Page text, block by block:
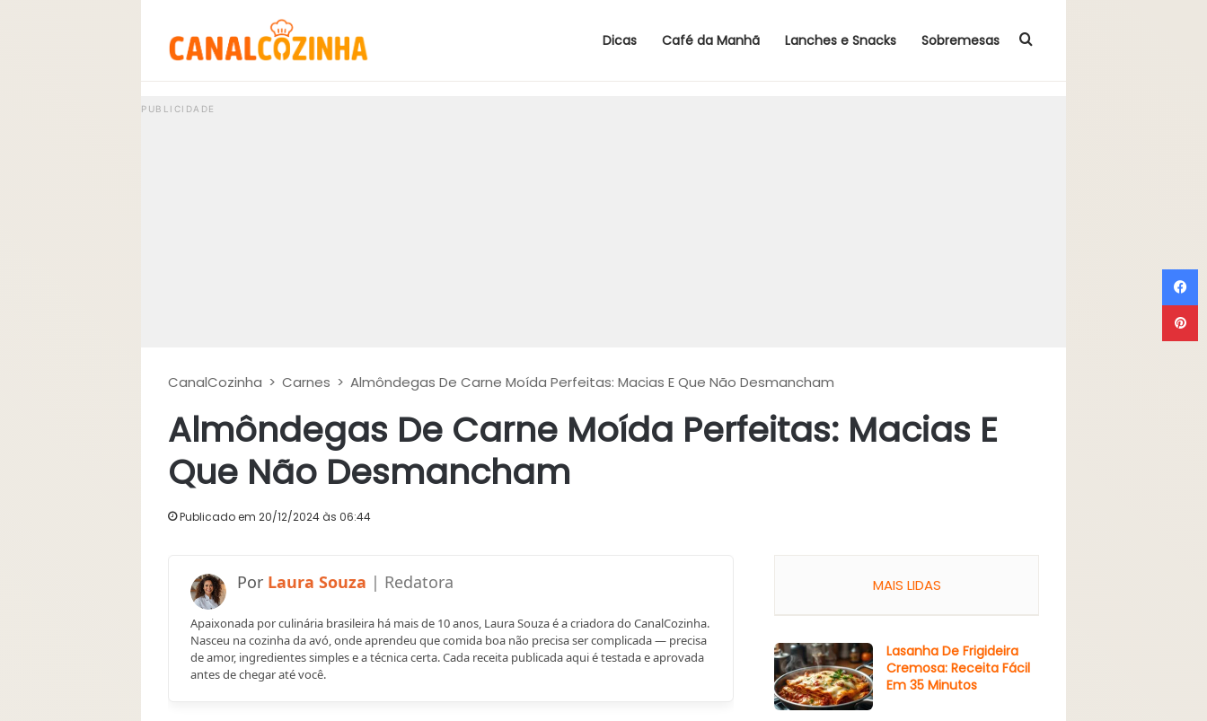
Dicas Café da Manhã Lanches e Snacks Sobremesas Procurar por
CanalCozinha > Carnes > Almôndegas De Carne Moída Perfeitas: Macias E Que Não Desmancham
Almôndegas De Carne Moída Perfeitas: Macias E
Que Não Desmancham
Publicado em 20/12/2024 às 06:44
Laura Souza
Apaixonada por culinária brasileira há mais de 10 anos, Laura Souza é a criadora do CanalCozinha.
Nasceu na cozinha da avó, onde aprendeu que comida boa não precisa ser complicada — precisa
de amor, ingredientes simples e a técnica certa. Cada receita publicada aqui é testada e aprovada
antes de chegar até você.
MAIS LIDAS
Lasanha De Frigideira
Cremosa: Receita Fácil
Em 35 Minutos